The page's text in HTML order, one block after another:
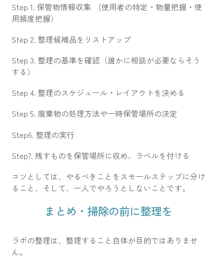
Step 1. 保管物情報収集 (使用者の特定・物量把握・使
用頻度把握）
Step 2. 整理候補品をリストアップ
Step 3. 整理の基準を確認（誰かに相談が必要ならそう
する）
Step 4. 整理のスケジュール・レイアウトを決める
Step 5. 廃棄物の処理方法や一時保管場所の決定
Step6. 整理の実行
Step7. 残すものを保管場所に収め、ラベルを付ける
コツとしては、やるべきことをスモールステップに分け
ること、そして、一人でやろうとしないことです。
まとめ・掃除の前に整理を
ラボの整理は、整理すること自体が目的ではありませ
ん。